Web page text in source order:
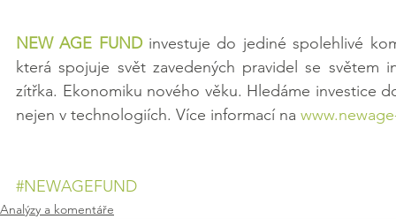
NEW AGE FUND investuje do jediné spolehlivé
která spojuje svět zavedených pravidel se
zítřka. Ekonomiku nového věku. Hledáme investice
nejen v technologiích. Více informací na
#NEWAGEFUND
Analýzy a komentáře